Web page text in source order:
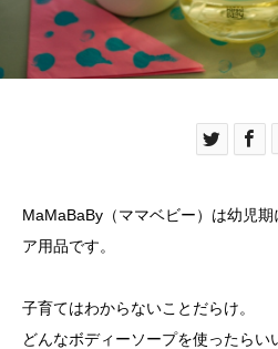
MaMaBaBy（ママベビー）は幼児
ア用品です。
子育てはわからないことだらけ。
どんなボディーソープを使ったらい